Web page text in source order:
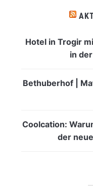
Hotel in Trogir
in
Bethuberhof |
Coolcation:
der